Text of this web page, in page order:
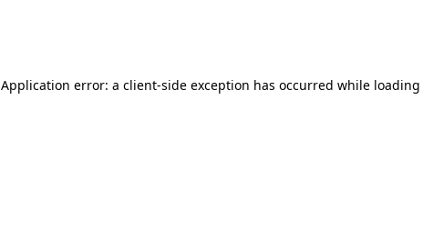
Application error: a client-side exception has occurred while loading